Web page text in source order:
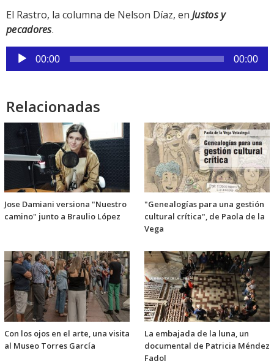
El Rastro, la columna de Nelson Díaz, en Justos y
pecadores.
Reproductor
de
00:00 00:00
Relacionadas
Jose Damiani versiona "Nuestro
camino" junto a Braulio López
"Genealogías para una gestión
cultural crítica", de Paola de la
Vega
Con los ojos en el arte, una visita
al Museo Torres García
La embajada de la luna, un
documental de Patricia Méndez
Fadol